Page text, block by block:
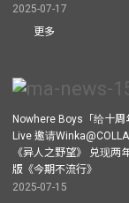
2025-07-17
更多
Nowhere Boys「给十
Live 邀请
《异人之野望》 兑现两
版《今期不流行》
2025-07-15